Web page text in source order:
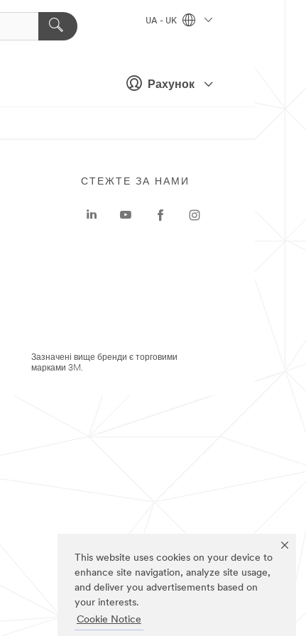
This website uses cookies on your device to
enhance site navigation, analyze site usage,
and deliver you advertisements based on
your interests.
Cookie Notice
Рахунок
UA - UK
СТЕЖТЕ ЗА НАМИ
Зазначені вище бренди є торговими
марками 3M.